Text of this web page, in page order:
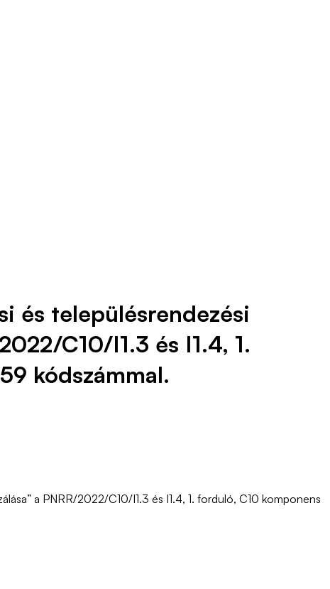
és településrendezési
C10/I1.3 és I1.4, 1.
kódszámmal.
a PNRR/2022/C10/I1.3 és I1.4, 1. forduló, C10 komponens